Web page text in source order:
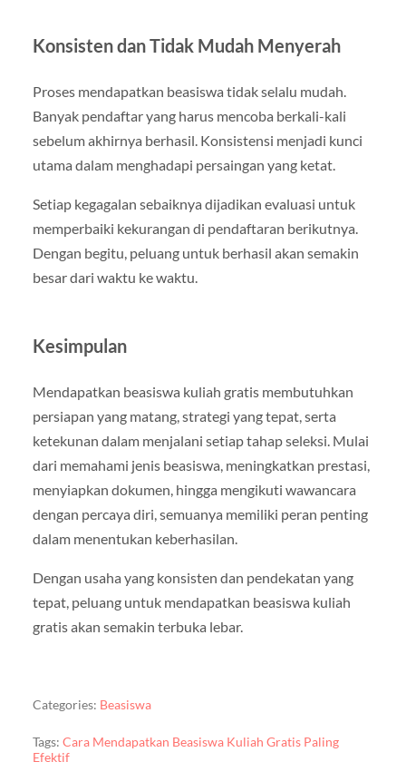
Konsisten dan Tidak Mudah Menyerah
Proses mendapatkan beasiswa tidak selalu mudah.
Banyak pendaftar yang harus mencoba berkali-kali
sebelum akhirnya berhasil. Konsistensi menjadi kunci
utama dalam menghadapi persaingan yang ketat.
Setiap kegagalan sebaiknya dijadikan evaluasi untuk
memperbaiki kekurangan di pendaftaran berikutnya.
Dengan begitu, peluang untuk berhasil akan semakin
besar dari waktu ke waktu.
Kesimpulan
Mendapatkan beasiswa kuliah gratis membutuhkan
persiapan yang matang, strategi yang tepat, serta
ketekunan dalam menjalani setiap tahap seleksi. Mulai
dari memahami jenis beasiswa, meningkatkan prestasi,
menyiapkan dokumen, hingga mengikuti wawancara
dengan percaya diri, semuanya memiliki peran penting
dalam menentukan keberhasilan.
Dengan usaha yang konsisten dan pendekatan yang
tepat, peluang untuk mendapatkan beasiswa kuliah
gratis akan semakin terbuka lebar.
Categories: Beasiswa
Tags: Cara Mendapatkan Beasiswa Kuliah Gratis Paling
Efektif